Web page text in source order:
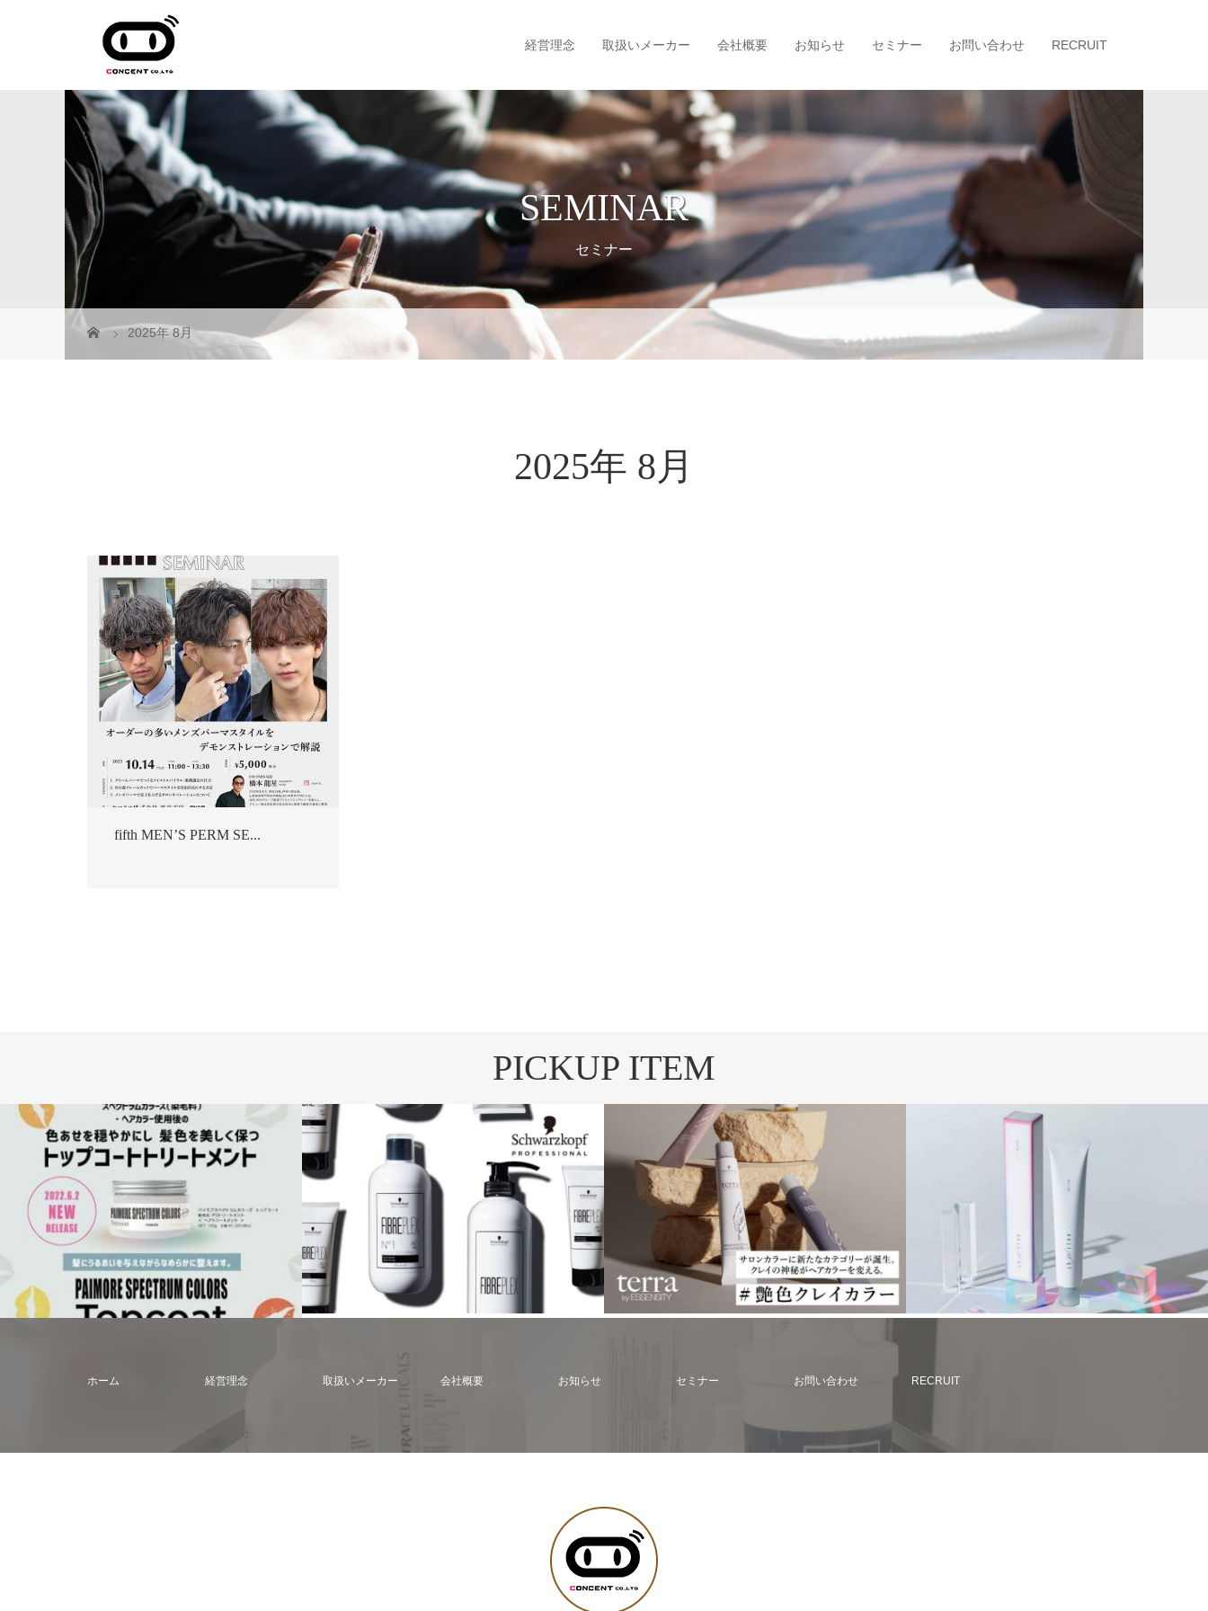
経営理念 取扱いメーカー 会社概要 お知らせ セミナー お問い合わせ RECRUIT
SEMINAR
セミナー
2025年 8月
2025年 8月
fifth MEN’S PERM SE...
PICKUP ITEM
ホーム 経営理念 取扱いメーカー 会社概要 お知らせ セミナー お問い合わせ RECRUIT